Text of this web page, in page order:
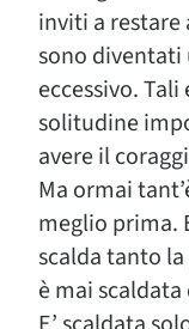
inviti a restare
sono diventati
eccessivo.
solitudine
avere il
Ma ormai
meglio prima.
scalda tanto
è mai